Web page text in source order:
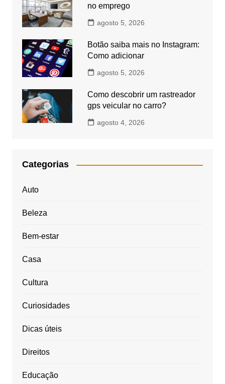
no emprego
agosto 5, 2026
Botão saiba mais no Instagram:
Como adicionar
agosto 5, 2026
Como descobrir um rastreador
gps veicular no carro?
agosto 4, 2026
Categorias
Auto
Beleza
Bem-estar
Casa
Cultura
Curiosidades
Dicas úteis
Direitos
Educação